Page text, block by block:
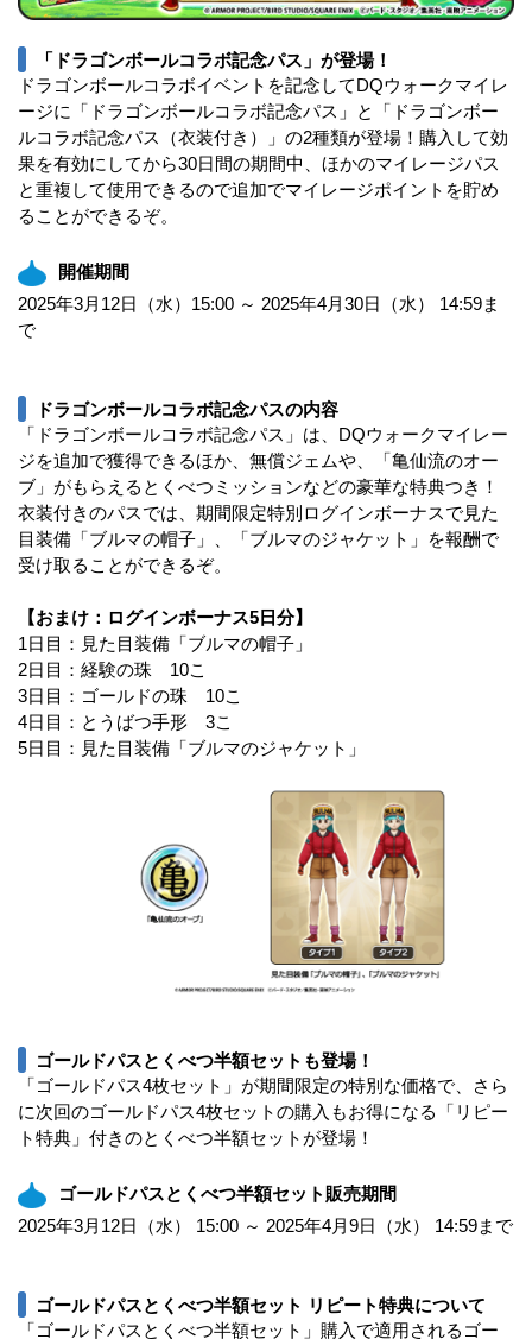
「ドラゴンボールコラボ記念パス」が登場！
ドラゴンボールコラボイベントを記念してDQウォークマイレ
ージに「ドラゴンボールコラボ記念パス」と「ドラゴンボー
ルコラボ記念パス（衣装付き）」の2種類が登場！購入して効
果を有効にしてから30日間の期間中、ほかのマイレージパス
と重複して使用できるので追加でマイレージポイントを貯め
ることができるぞ。
開催期間
2025年3月12日（水）15:00 ～ 2025年4月30日（水） 14:59ま
で
ドラゴンボールコラボ記念パスの内容
「ドラゴンボールコラボ記念パス」は、DQウォークマイレー
ジを追加で獲得できるほか、無償ジェムや、「亀仙流のオー
ブ」がもらえるとくべつミッションなどの豪華な特典つき！
衣装付きのパスでは、期間限定特別ログインボーナスで見た
目装備「ブルマの帽子」、「ブルマのジャケット」を報酬で
受け取ることができるぞ。
【おまけ：ログインボーナス5日分】
1日目：見た目装備「ブルマの帽子」
2日目：経験の珠 10こ
3日目：ゴールドの珠 10こ
4日目：とうばつ手形 3こ
5日目：見た目装備「ブルマのジャケット」
ゴールドパスとくべつ半額セットも登場！
「ゴールドパス4枚セット」が期間限定の特別な価格で、さら
に次回のゴールドパス4枚セットの購入もお得になる「リピー
ト特典」付きのとくべつ半額セットが登場！
ゴールドパスとくべつ半額セット販売期間
2025年3月12日（水） 15:00 ～ 2025年4月9日（水） 14:59まで
ゴールドパスとくべつ半額セット リピート特典について
「ゴールドパスとくべつ半額セット」購入で適用されるゴー